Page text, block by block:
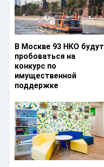
В Москве 93 НКО будут
пробоваться на
конкурс по
имущественной
поддержке